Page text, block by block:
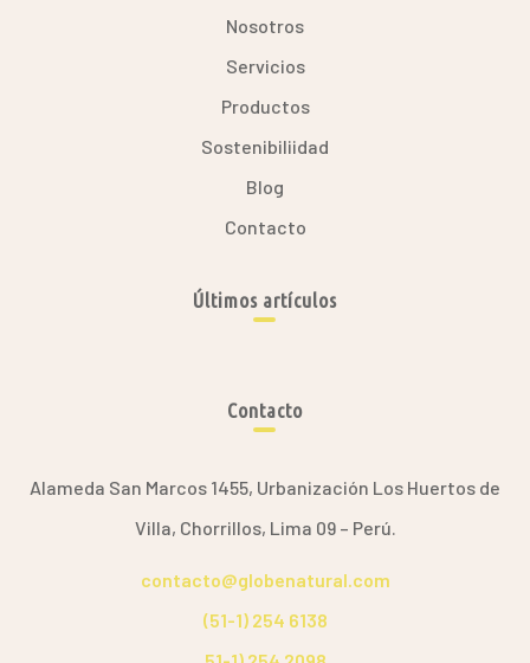
Nosotros
Servicios
Productos
Sostenibiliidad
Blog
Contacto
Últimos artículos
Contacto
Alameda San Marcos 1455, Urbanización Los Huertos de
Villa, Chorrillos, Lima 09 – Perú.
contacto@globenatural.com
(51-1) 254 6138